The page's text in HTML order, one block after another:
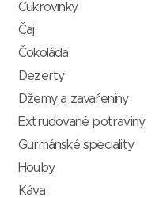
Cukrovinky
Čaj
Čokoláda
Dezerty
Džemy a zavařeniny
Extrudované potraviny
Gurmánské speciality
Houby
Káva